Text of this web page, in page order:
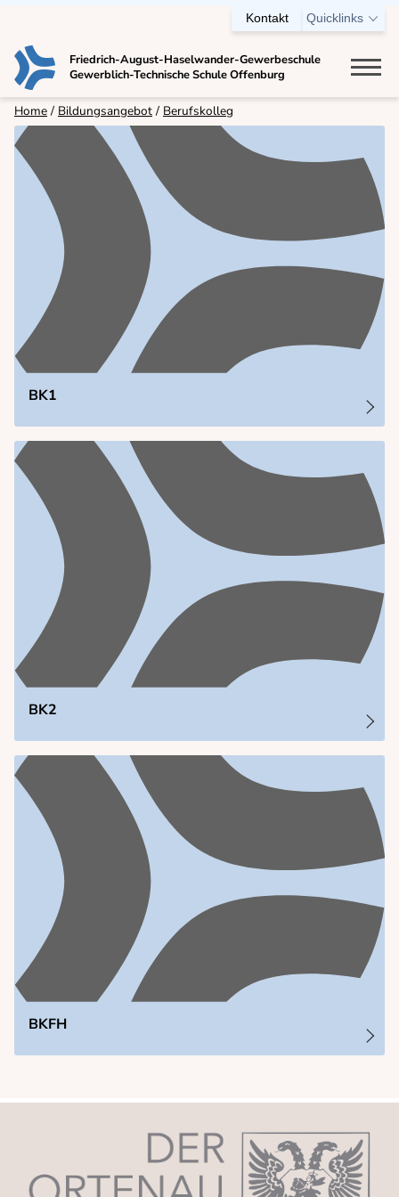
Kontakt Quicklinks
Friedrich-August-Haselwander-Gewerbeschule
Gewerblich-Technische Schule Offenburg
Bildungsangebot
Berufsschule
Einjährige Berufsfachschule
Zweijährige Berufsfachschule
Technisches Gymnasium
Berufskolleg
Ausbildungsvorbereitung (AV)
VABO
Fachschule für Technik
Meisterschule für Kraftfahrzeugtechnik
Sekretariat
Schulleitung
Hausmeister
Unsere Schule
Unterstützungsangebote
Förderverein
Archiv
Blockpläne
Stundenplan
Schließfächer
Formulare
Anmeldung
Kontakt und Anfahrt
Home Bildungsangebot Berufskolleg
BK1
BK2
BKFH